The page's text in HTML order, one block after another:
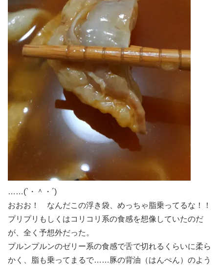
……(`・＾・´)
おおお！ なんだこの浮き袋、めっちゃ脂乗ってるな！！
プリプリもしくはコリコリ系の食感を想像していたのだ
が、全く予想外だった。
プルンプルンのゼリー系の食感で舌で切れるくらいに柔ら
かく、脂も乗ってまるで……豚の背油（はんぺん）のよう